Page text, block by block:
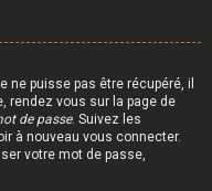
ne puisse pas être récupéré, il
rendez vous sur la page de
de passe. Suivez les
à nouveau vous connecter.
votre mot de passe,